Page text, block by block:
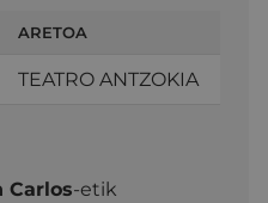
ARETOA
TEATRO ANTZOKIA
Carlos-etik